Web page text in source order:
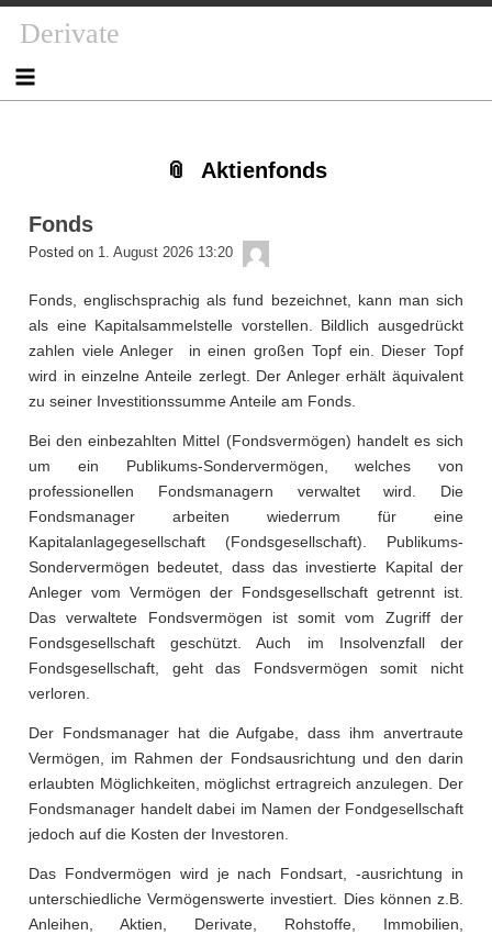
Derivate
Aktienfonds
Fonds
Posted on 1. August 2026 13:20
Fonds, englischsprachig als fund bezeichnet, kann man sich
als eine Kapitalsammelstelle vorstellen. Bildlich ausgedrückt
zahlen viele Anleger in einen großen Topf ein. Dieser Topf
wird in einzelne Anteile zerlegt. Der Anleger erhält äquivalent
zu seiner Investitionssumme Anteile am Fonds.
Bei den einbezahlten Mittel (Fondsvermögen) handelt es sich
um ein Publikums-Sondervermögen, welches von
professionellen Fondsmanagern verwaltet wird. Die
Fondsmanager arbeiten wiederrum für eine
Kapitalanlagegesellschaft (Fondsgesellschaft). Publikums-
Sondervermögen bedeutet, dass das investierte Kapital der
Anleger vom Vermögen der Fondsgesellschaft getrennt ist.
Das verwaltete Fondsvermögen ist somit vom Zugriff der
Fondsgesellschaft geschützt. Auch im Insolvenzfall der
Fondsgesellschaft, geht das Fondsvermögen somit nicht
verloren.
Der Fondsmanager hat die Aufgabe, dass ihm anvertraute
Vermögen, im Rahmen der Fondsausrichtung und den darin
erlaubten Möglichkeiten, möglichst ertragreich anzulegen. Der
Fondsmanager handelt dabei im Namen der Fondgesellschaft
jedoch auf die Kosten der Investoren.
Das Fondvermögen wird je nach Fondsart, -ausrichtung in
unterschiedliche Vermögenswerte investiert. Dies können z.B.
Anleihen, Aktien, Derivate, Rohstoffe, Immobilien,